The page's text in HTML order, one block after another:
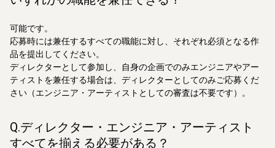
可能です。
応募時には兼任するすべての職能に対し、それぞれ必須となる作
品を提出してください。
ディレクターとして参加し、自身の企画でのみエンジニアやアー
ティストを兼任する場合は、ディレクターとしてのみご応募くだ
さい（エンジニア・アーティストとしての審査は不要です）。
Q.ディレクター・エンジニア・アーティスト
すべてを揃える必要がある？